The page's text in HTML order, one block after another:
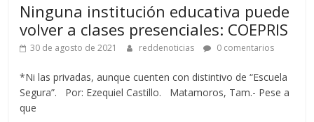
Ninguna institución educativa puede
volver a clases presenciales: COEPRIS
30 de agosto de 2021 reddenoticias 0 comentarios
*Ni las privadas, aunque cuenten con distintivo de “Escuela
Segura”. Por: Ezequiel Castillo. Matamoros, Tam.- Pese a
que